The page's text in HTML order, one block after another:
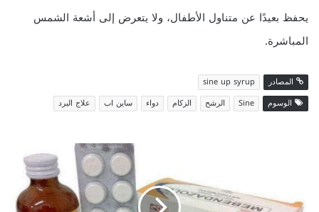
يحفظ بعيدًا عن متناول الأطفال، ولا يتعرض إلى أشعة الشمس
المباشرة.
المصادر
sine up syrup
الوسوم
Sine الرشح الزكام دواء ساين اب علاج البرد